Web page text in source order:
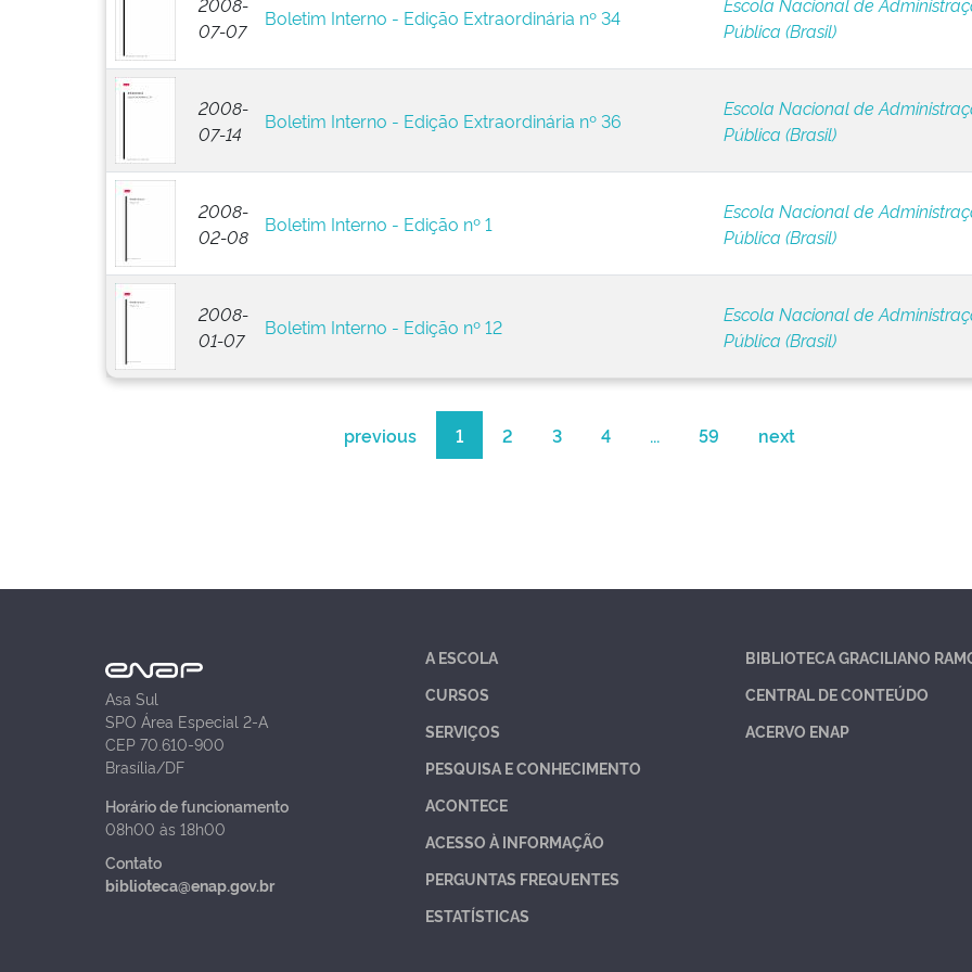
07-07
Boletim Interno - Edição Extraordinária nº 34
Pública (Brasil)
2008-
07-14
Boletim Interno - Edição Extraordinária nº 36
Escola Nacional de
Pública (Brasil)
2008-
02-08
Boletim Interno - Edição nº 1
Escola Nacional de
Pública (Brasil)
2008-
01-07
Boletim Interno - Edição nº 12
Escola Nacional de
Pública (Brasil)
previous 1 2 3 4 ... 59 next
Asa Sul
SPO Área Especial 2-A
CEP 70.610-900
Brasília/DF
Horário de funcionamento
08h00 às 18h00
Contato
biblioteca@enap.gov.br
A ESCOLA
CURSOS
SERVIÇOS
PESQUISA E CONHECIMENTO
ACONTECE
ACESSO À INFORMAÇÃO
PERGUNTAS FREQUENTES
ESTATÍSTICAS
BIBLIOTECA GRACILIANO
CENTRAL DE CONTEÚDO
ACERVO ENAP